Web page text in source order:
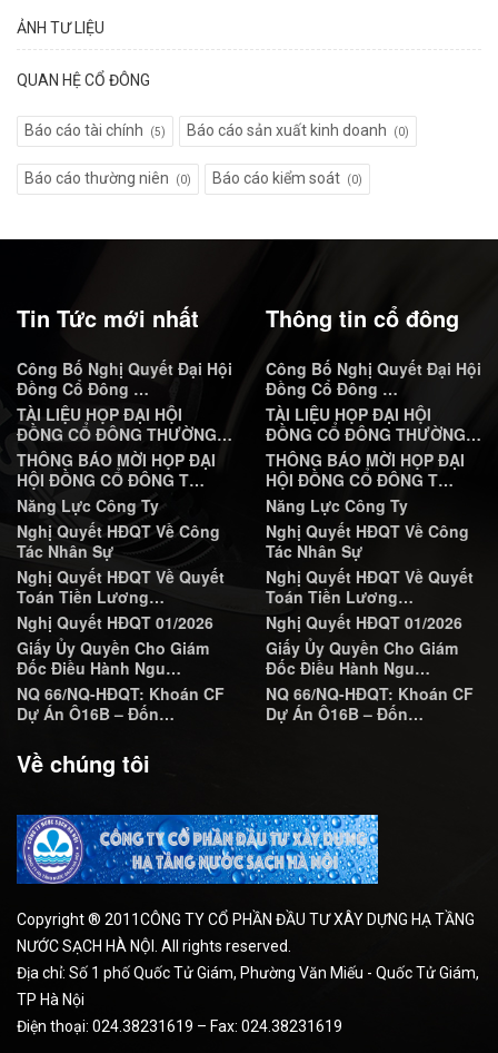
ẢNH TƯ LIỆU
QUAN HỆ CỔ ĐÔNG
Báo cáo tài chính (5) Báo cáo sản xuất kinh doanh (0)
Báo cáo thường niên (0) Báo cáo kiểm soát (0)
Tin Tức mới nhất
Công Bố Nghị Quyết Đại Hội
Đồng Cổ Đông …
TÀI LIỆU HỌP ĐẠI HỘI
ĐỒNG CỔ ĐÔNG THƯỜNG…
THÔNG BÁO MỜI HỌP ĐẠI
HỘI ĐỒNG CỔ ĐÔNG T…
Năng Lực Công Ty
Nghị Quyết HĐQT Về Công
Tác Nhân Sự
Nghị Quyết HĐQT Về Quyết
Toán Tiền Lương…
Nghị Quyết HĐQT 01/2026
Giấy Ủy Quyền Cho Giám
Đốc Điều Hành Ngu…
NQ 66/NQ-HĐQT: Khoán CF
Dự Án Ô16B – Đốn…
Thông tin cổ đông
Công Bố Nghị Quyết Đại Hội
Đồng Cổ Đông …
TÀI LIỆU HỌP ĐẠI HỘI
ĐỒNG CỔ ĐÔNG THƯỜNG…
THÔNG BÁO MỜI HỌP ĐẠI
HỘI ĐỒNG CỔ ĐÔNG T…
Năng Lực Công Ty
Nghị Quyết HĐQT Về Công
Tác Nhân Sự
Nghị Quyết HĐQT Về Quyết
Toán Tiền Lương…
Nghị Quyết HĐQT 01/2026
Giấy Ủy Quyền Cho Giám
Đốc Điều Hành Ngu…
NQ 66/NQ-HĐQT: Khoán CF
Dự Án Ô16B – Đốn…
Về chúng tôi
Copyright ® 2011CÔNG TY CỔ PHẦN ĐẦU TƯ XÂY DỰNG HẠ TẦNG
NƯỚC SẠCH HÀ NỘI. All rights reserved.
Địa chỉ: Số 1 phố Quốc Tử Giám, Phường Văn Miếu - Quốc Tử Giám,
TP Hà Nội
Điện thoại: 024.38231619 – Fax: 024.38231619